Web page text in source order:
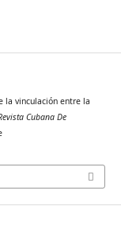
la vinculación entre la
Cubana De